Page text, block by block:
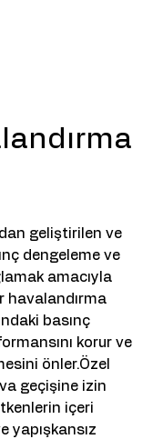
geliştirilen ve
dengeleme ve
amacıyla
havalandırma
basınç
korur ve
önler.Özel
geçişine izin
içeri
yapışkansız